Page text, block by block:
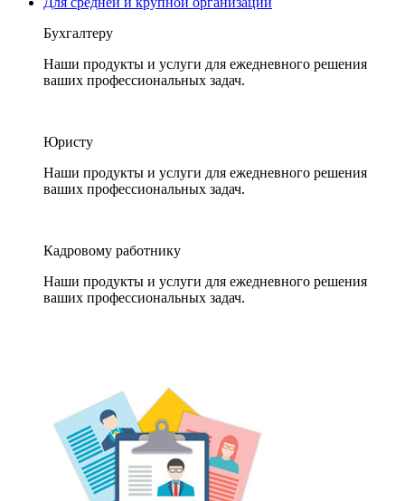
Бухгалтеру
Наши продукты и услуги для ежедневного решения
ваших профессиональных задач.
Юристу
Наши продукты и услуги для ежедневного решения
ваших профессиональных задач.
Кадровому работнику
Наши продукты и услуги для ежедневного решения
ваших профессиональных задач.